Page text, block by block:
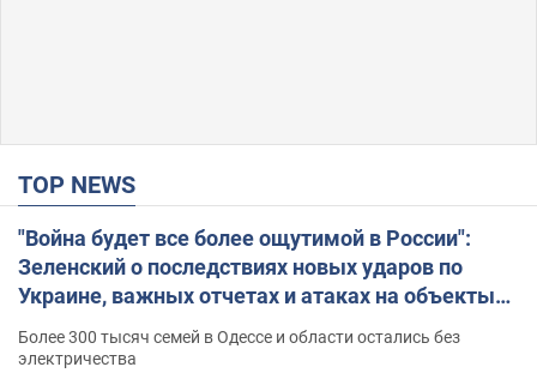
TOP NEWS
"Война будет все более ощутимой в России":
Зеленский о последствиях новых ударов по
Украине, важных отчетах и атаках на объекты
противника. Видео
Более 300 тысяч семей в Одессе и области остались без
электричества